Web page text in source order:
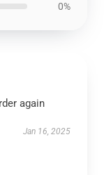
0%
again
Jan 16, 2025